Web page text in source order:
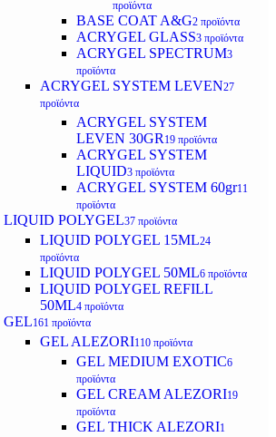
προϊόντα
BASE COAT A&G2 προϊόντα
ACRYGEL GLASS3 προϊόντα
ACRYGEL SPECTRUM3
προϊόντα
ACRYGEL SYSTEM LEVEN27
προϊόντα
ACRYGEL SYSTEM
LEVEN 30GR 19 προϊόντα
ACRYGEL SYSTEM
LIQUID3 προϊόντα
ACRYGEL SYSTEM 60gr11
προϊόντα
LIQUID POLYGEL37 προϊόντα
LIQUID POLYGEL 15ML24
προϊόντα
LIQUID POLYGEL 50ML6 προϊόντα
LIQUID POLYGEL REFILL
50ML4 προϊόντα
GEL161 προϊόντα
GEL ALEZORI110 προϊόντα
GEL MEDIUM EXOTIC6
προϊόντα
GEL CREAM ALEZORI19
προϊόντα
GEL THICK ALEZORI1